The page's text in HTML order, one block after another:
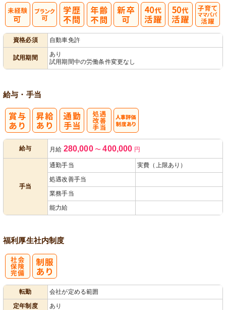
資格必須 自動車免許
試用期間
あり
試用期間中の労働条件変更なし
給与・手当
給与 月給 280,000 〜 400,000 円
手当
通勤手当
実費（上限あり）
処遇改善手当
業務手当
能力給
福利厚生社内制度
転勤
会社が定める範囲
定年制度
あり